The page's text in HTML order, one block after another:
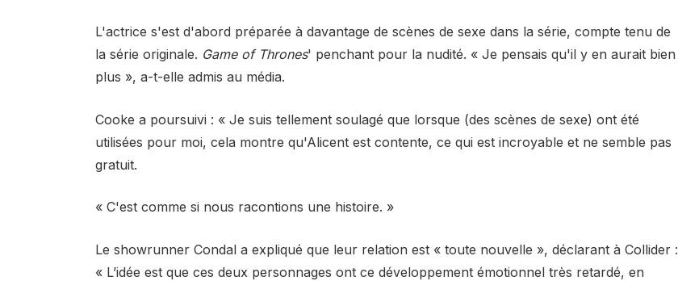
L'actrice s'est d'abord préparée à davantage de scènes de sexe dans la série, compte tenu de
la série originale. Game of Thrones' penchant pour la nudité. « Je pensais qu'il y en aurait bien
plus », a-t-elle admis au média.
Cooke a poursuivi : « Je suis tellement soulagé que lorsque (des scènes de sexe) ont été
utilisées pour moi, cela montre qu'Alicent est contente, ce qui est incroyable et ne semble pas
gratuit.
« C'est comme si nous racontions une histoire. »
Le showrunner Condal a expliqué que leur relation est « toute nouvelle », déclarant à Collider :
« L’idée est que ces deux personnages ont ce développement émotionnel très retardé, en